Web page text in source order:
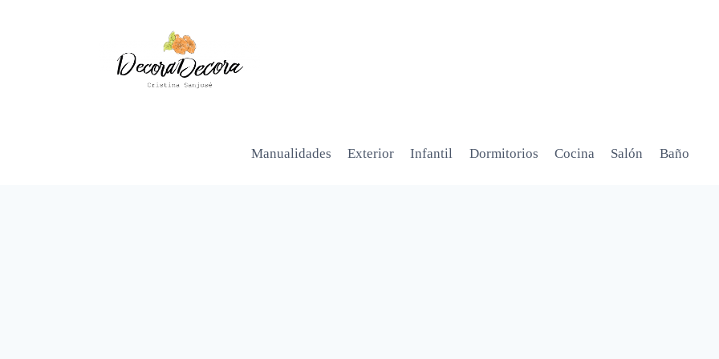
Manualidades Exterior Infantil Dormitorios Cocina Salón Baño